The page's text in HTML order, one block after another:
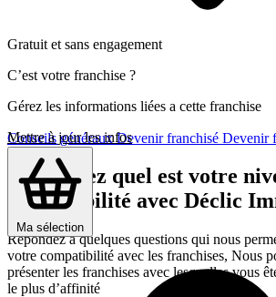
Conseils générauxDevenir franchisé Devenir
Ma sélection
Gratuit et sans engagement
C’est votre franchise ?
Gérez les informations liées a cette franchise
Mettre à jour les infos
Découvrez quel est votre
compatibilité avec Déclic
Répondez a quelques questions qui nous
votre compatibilité avec les franchises, Nous
présenter les franchises avec lesquelles vous
le plus d’affinité